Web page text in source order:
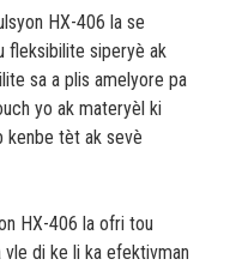
HX-406 la se
fleksibilite siperyè ak
sa a plis amelyore pa
yo ak materyèl ki
kenbe tèt ak sevè
HX-406 la ofri tou
vle di ke li ka efektivman